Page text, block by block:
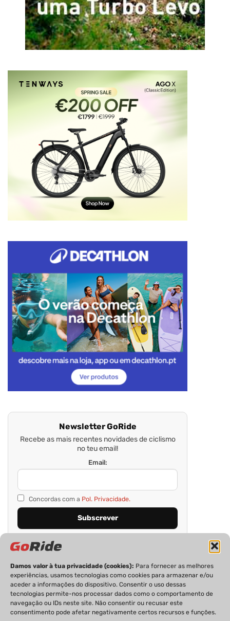
Damos valor à tua privacidade (cookies): Para fornecer as melhores
experiências, usamos tecnologias como cookies para armazenar e/ou
aceder a informações do dispositivo. Consentir o uso dessas
tecnologias permite-nos processar dados como o comportamento de
navegação ou IDs neste site. Não consentir ou recusar este
consentimento pode afetar negativamente certos recursos e funções.
Newsletter GoRide
Recebe as mais recentes novidades de ciclismo
no teu email!
Email:
Concordas com a Pol. Privacidade.
PRIVACIDADE FICHA TÉCNICA ESTATUTO EDITORIAL